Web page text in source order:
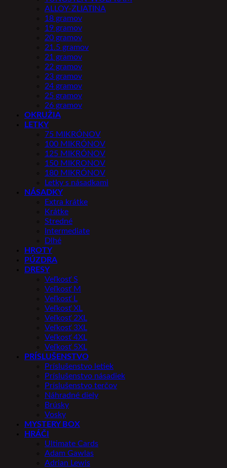
ALLOY-ZLIATINA
18 gramov
19 gramov
20 gramov
21.5 gramov
21 gramov
22 gramov
23 gramov
24 gramov
25 gramov
26 gramov
OKRUŽIA
LETKY
75 MIKRÓNOV
100 MIKRÓNOV
125 MIKRÓNOV
150 MIKRONOV
180 MIKRÓNOV
Letky s násadkami
NÁSADKY
Extra krátke
Krátke
Stredné
Intermediate
Dlhé
HROTY
PÚZDRA
DRESY
Veľkosť S
Veľkosť M
Veľkosť L
Veľkosť XL
Veľkosť 2XL
Veľkosť 3XL
Veľkosť 4XL
Veľkosť 5XL
PRÍSLUŠENSTVO
Príslušenstvo letiek
Príslušenstvo násadiek
Príslušenstvo terčov
Náhradné diely
Brúsky
Vosky
MYSTERY BOX
HRÁČI
Ultimate Cards
Adam Gawlas
Adrian Lewis